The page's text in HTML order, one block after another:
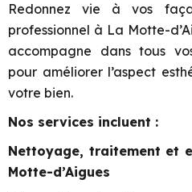
Redonnez vie à vos
professionnel à La Motte-
accompagne dans tous
pour améliorer l’aspect
votre bien.
Nos services incluent :
Nettoyage, traitement et
Motte-d’Aigues